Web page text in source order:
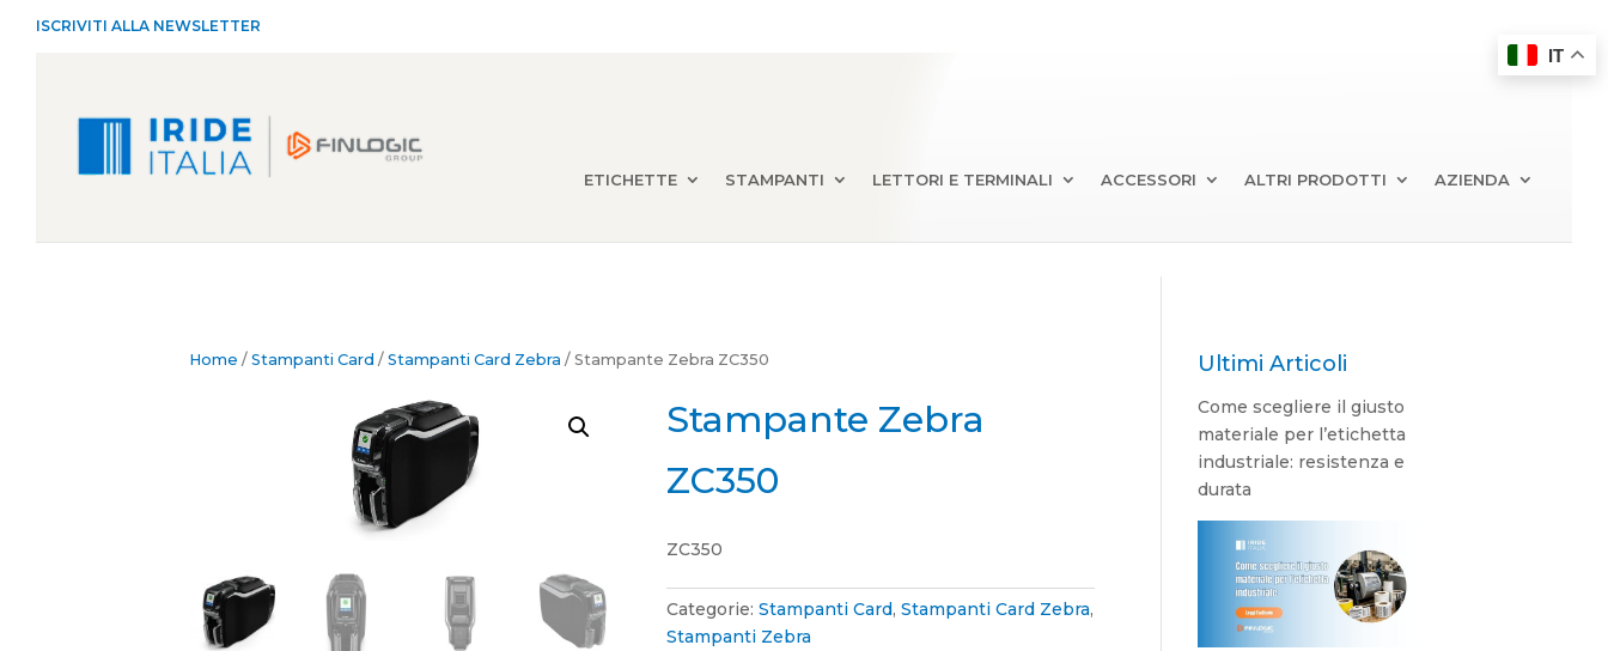
ISCRIVITI ALLA NEWSLETTER
ETICHETTE STAMPANTI LETTORI E TERMINALI ACCESSORI ALTRI PRODOTTI AZIENDA
Home /Stampanti Card /Stampanti Card Zebra / Stampante Zebra ZC350
Stampante Zebra
ZC350
ZC350
Categorie:Stampanti Card,Stampanti Card Zebra,
Stampanti Zebra
Ultimi Articoli
Come scegliere il giusto
materiale per l’etichetta
industriale: resistenza e
durata
IT